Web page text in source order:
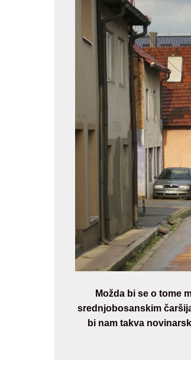
Možda bi se o tome
srednjobosanskim
bi nam takva